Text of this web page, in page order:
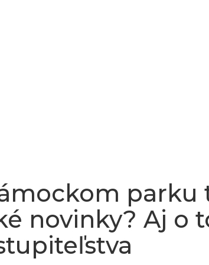
parku
novinky? Aj o